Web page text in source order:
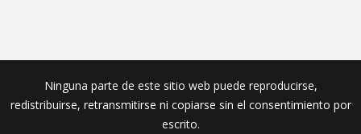
Ninguna parte de este sitio web puede reproducirse,
redistribuirse, retransmitirse ni copiarse sin el consentimiento por
escrito.